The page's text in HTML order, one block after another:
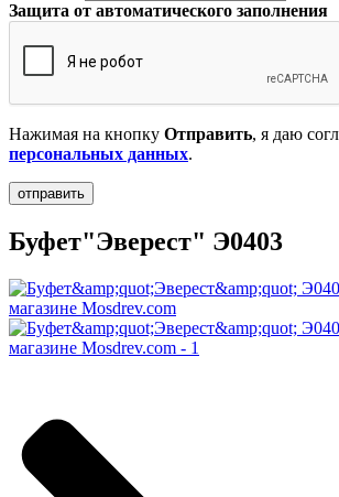
Защита от автоматического заполнения
Нажимая на кнопку Отправить, я даю
персональных данных.
Буфет"Эверест" Э0403